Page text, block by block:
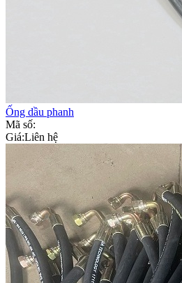
Ống dầu phanh
Mã số:
Giá:Liên hệ